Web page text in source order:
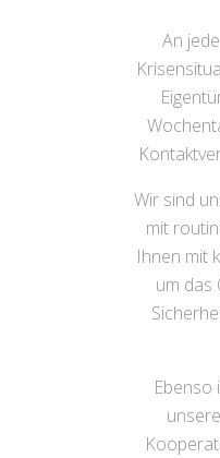
An
Wir sind
mit
Ihnen mit
um das
Ebenso